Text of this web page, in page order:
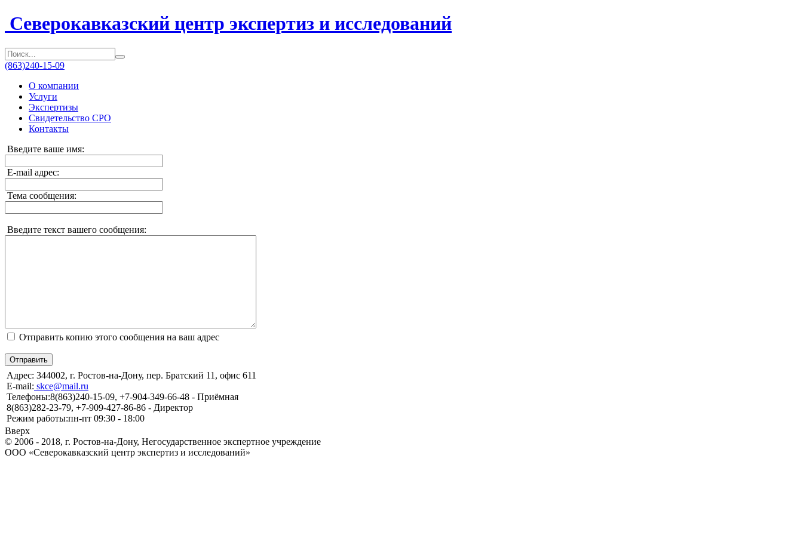
Северокавказский центр экспертиз и исследований
(863)240-15-09
О компании
Услуги
Экспертизы
Свидетельство СРО
Контакты
Введите ваше имя:
E-mail адрес:
Тема сообщения:
Введите текст вашего сообщения:
Отправить копию этого сообщения на ваш адрес
Отправить
Адрес: 344002, г. Ростов-на-Дону, пер. Братский 11, офис 611
E-mail: skce@mail.ru
Телефоны:8(863)240-15-09, +7-904-349-66-48 - Приёмная
8(863)282-23-79, +7-909-427-86-86 - Директор
Режим работы:пн-пт 09:30 - 18:00
Вверх
© 2006 - 2018, г. Ростов-на-Дону, Негосударственное экспертное учреждение
ООО «Северокавказский центр экспертиз и исследований»